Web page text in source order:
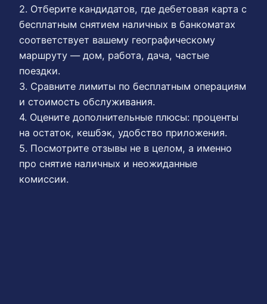
2. Отберите кандидатов, где дебетовая карта с
бесплатным снятием наличных в банкоматах
соответствует вашему географическому
маршруту — дом, работа, дача, частые
поездки.
3. Сравните лимиты по бесплатным операциям
и стоимость обслуживания.
4. Оцените дополнительные плюсы: проценты
на остаток, кешбэк, удобство приложения.
5. Посмотрите отзывы не в целом, а именно
про снятие наличных и неожиданные
комиссии.